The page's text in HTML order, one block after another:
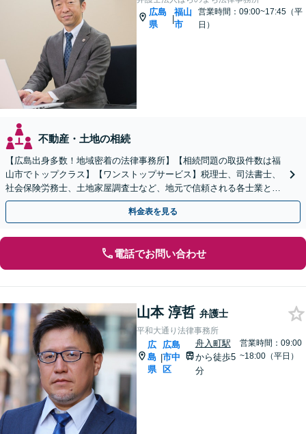
広島
県
|
福山
市
営業時間：09:00~17:45（平
日）
不動産・土地の相続
【広島出身多数！地域密着の法律事務所】【相続問題の取扱件数は福
山市でトップクラス】【ワンストップサービス】税理士、司法書士、
社会保険労務士、土地家屋調査士など、地元で信頼される各士業との
緊密な連携体制「丁寧かつシンプルな説明を心がけます」
料金表を見る
電話でお問い合わせ
山本 淳哲 弁護士
平和大通り法律事務所
広
島
県
|
広島
市中
区
舟入町駅
から徒歩5
分
営業時間：09:00
~18:00（平日）